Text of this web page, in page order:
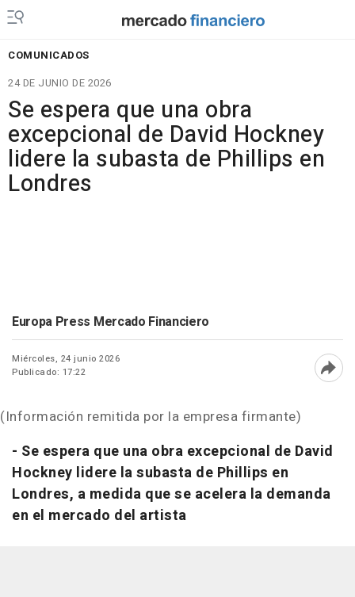
COMUNICADOS
24 DE JUNIO DE 2026
Se espera que una obra
excepcional de David Hockney
lidere la subasta de Phillips en
Londres
Europa Press Mercado Financiero
Miércoles, 24 junio 2026
Publicado: 17:22
(Información remitida por la empresa firmante)
- Se espera que una obra excepcional de David
Hockney lidere la subasta de Phillips en
Londres, a medida que se acelera la demanda
en el mercado del artista